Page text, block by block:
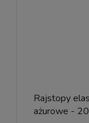
Rajstopy
ażurowe -